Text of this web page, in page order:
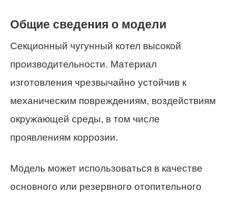
Общие сведения о модели
Секционный чугунный котел высокой
производительности. Материал
изготовления чрезвычайно устойчив к
механическим повреждениям, воздействиям
окружающей среды, в том числе
проявлениям коррозии.
Модель может использоваться в качестве
основного или резервного отопительного